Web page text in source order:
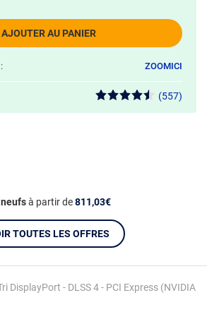
DisplayPort - DLSS 4 - PCI Express (NVIDIA
AJOUTER AU PANIER
ZOOMICI
(557)
à partir de811,03€
TOUTES LES OFFRES